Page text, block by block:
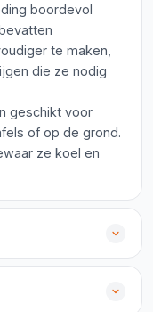
boordevol
te maken,
die ze nodig
geschikt voor
of op de grond.
ze koel en